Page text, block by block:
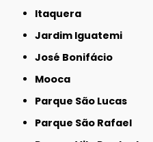
Itaquera
Jardim Iguatemi
José Bonifácio
Mooca
Parque São Lucas
Parque São Rafael